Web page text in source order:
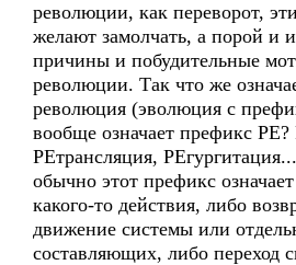
революции, как переворот,
желают замолчать, а порой и
причины и побудительные
революции. Так что же
революция (эволюция с
вообще означает префикс
РЕтрансляция,
обычно этот префикс
какого-то действия, либо
движение системы или
составляющих, либо переход